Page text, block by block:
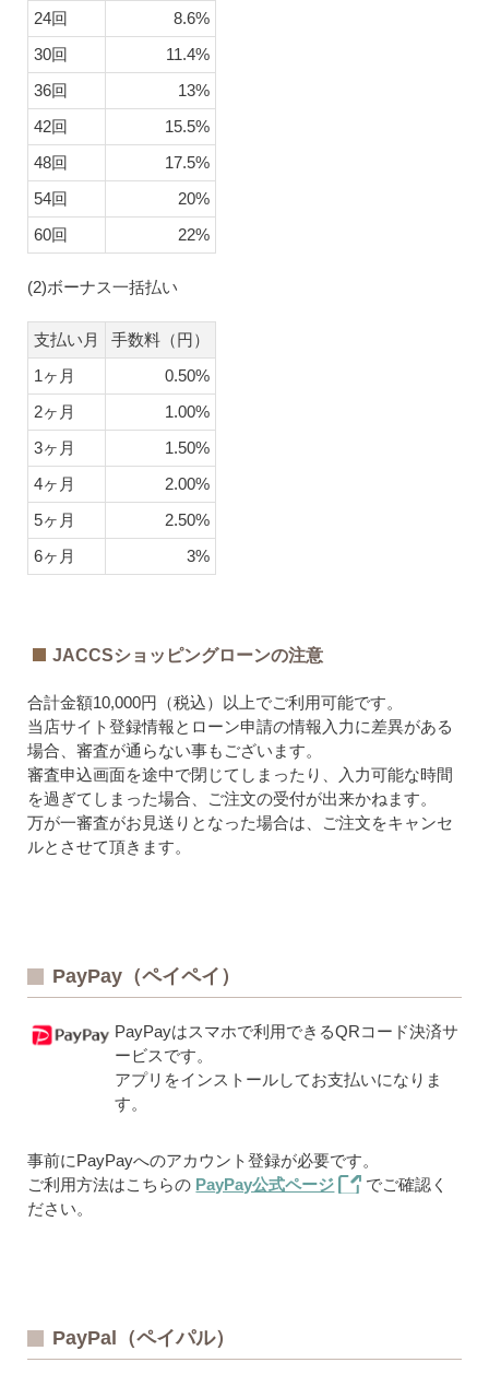
24回
8.6%
30回
11.4%
36回
13%
42回
15.5%
48回
17.5%
54回
20%
60回
22%
(2)ボーナス一括払い
支払い月
手数料（円）
1ヶ月
0.50%
2ヶ月
1.00%
3ヶ月
1.50%
4ヶ月
2.00%
5ヶ月
2.50%
6ヶ月
3%
JACCSショッピングローンの注意
合計金額10,000円（税込）以上でご利用可能です。
当店サイト登録情報とローン申請の情報入力に差異がある
場合、審査が通らない事もございます。
審査申込画面を途中で閉じてしまったり、入力可能な時間
を過ぎてしまった場合、ご注文の受付が出来かねます。
万が一審査がお見送りとなった場合は、ご注文をキャンセ
ルとさせて頂きます。
PayPay（ペイペイ）
PayPayはスマホで利用できるQRコード決済サ
ービスです。
アプリをインストールしてお支払いになりま
す。
事前にPayPayへのアカウント登録が必要です。
ご利用方法はこちらの PayPay公式ページ
でご確認く
ださい。
PayPal（ペイパル）